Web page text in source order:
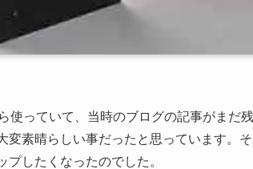
使っていて、当時のブログの記事がまだ
変素晴らしい事だったと思っています。
プしたくなったのでした。